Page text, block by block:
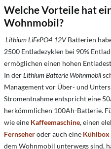
Welche Vorteile hat
Wohnmobil?
LithiumLiFePO4 12VBatterien
2500 Entladezyklen bei 90%
ermöglichen einen hohen
In derLithium Batterie Wohnmobil
Management vor Über- und
Stromentnahme entspricht eine
herkömmlichen 100Ah-Batterie.
wie eine Kaffeemaschine, einen
Fernseheroder auch eine Kühlbox
dem Wohnmobil unterwegs sind,